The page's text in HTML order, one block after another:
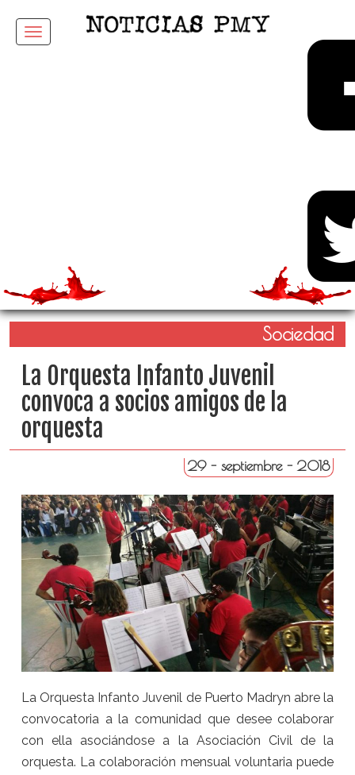
Menu
Sociedad
La Orquesta Infanto Juvenil
convoca a socios amigos de la
orquesta
29 - septiembre - 2018
La Orquesta Infanto Juvenil de Puerto Madryn abre la
convocatoria a la comunidad que desee colaborar
con ella asociándose a la Asociación Civil de la
orquesta. La colaboración mensual voluntaria puede